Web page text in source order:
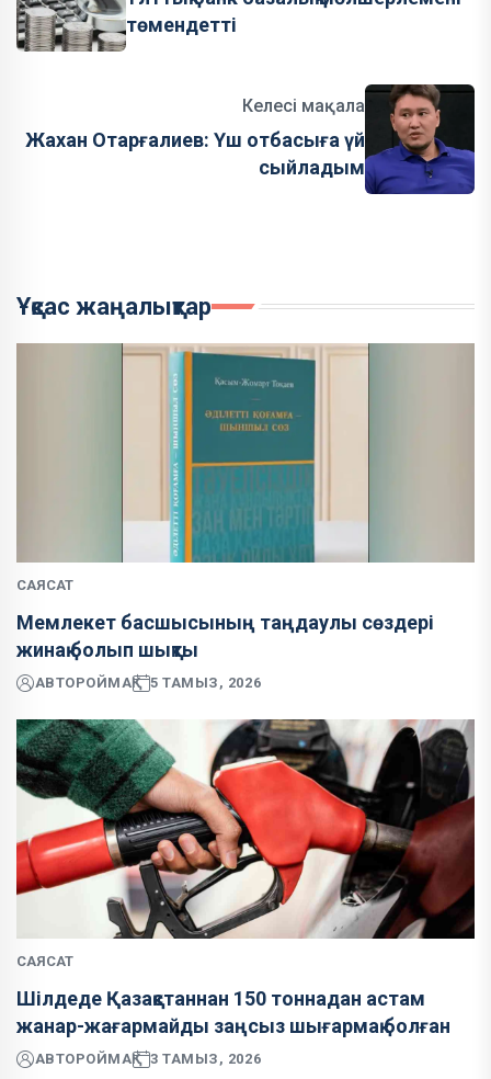
төмендетті
Келесі мақала
Жахан Отарғалиев: Үш отбасыға үй
сыйладым
Ұқсас жаңалықтар
САЯСАТ
Мемлекет басшысының таңдаулы сөздері
жинақ болып шықты
АВТОРОЙМАҚ 5 ТАМЫЗ, 2026
САЯСАТ
Шілдеде Қазақстаннан 150 тоннадан астам
жанар-жағармайды заңсыз шығармақ болған
АВТОРОЙМАҚ 3 ТАМЫЗ, 2026